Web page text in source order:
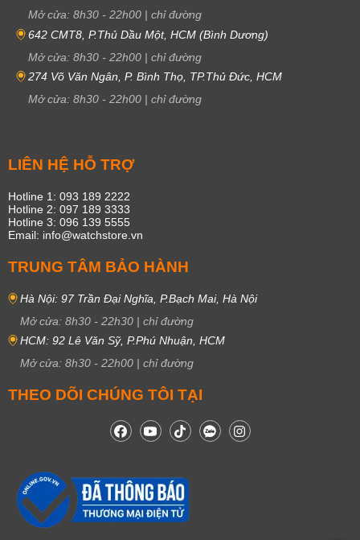
Mở cửa: 8h30 - 22h00 | chỉ đường
642 CMT8, P.Thủ Dầu Một, HCM (Bình Dương)
Mở cửa: 8h30 - 22h00 | chỉ đường
274 Võ Văn Ngân, P. Bình Thọ, TP.Thủ Đức, HCM
Mở cửa: 8h30 - 22h00 | chỉ đường
LIÊN HỆ HỖ TRỢ
Hotline 1: 093 189 2222
Hotline 2: 097 189 3333
Hotline 3: 096 139 5555
Email: info@watchstore.vn
TRUNG TÂM BẢO HÀNH
Hà Nội: 97 Trần Đại Nghĩa, P.Bạch Mai, Hà Nội
Mở cửa: 8h30 - 22h30 | chỉ đường
HCM: 92 Lê Văn Sỹ, P.Phú Nhuận, HCM
Mở cửa: 8h30 - 22h00 | chỉ đường
THEO DÕI CHÚNG TÔI TẠI